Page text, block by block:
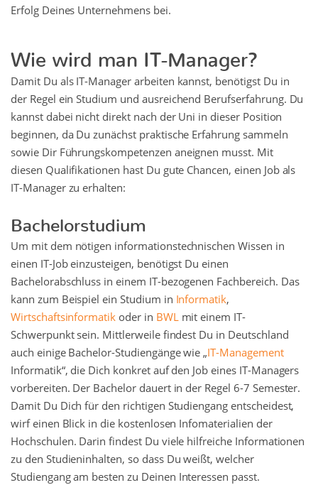
Erfolg Deines Unternehmens bei.
Wie wird man IT-Manager?
Damit Du als IT-Manager arbeiten kannst, benötigst Du in
der Regel ein Studium und ausreichend Berufserfahrung. Du
kannst dabei nicht direkt nach der Uni in dieser Position
beginnen, da Du zunächst praktische Erfahrung sammeln
sowie Dir Führungskompetenzen aneignen musst. Mit
diesen Qualifikationen hast Du gute Chancen, einen Job als
IT-Manager zu erhalten:
Bachelorstudium
Um mit dem nötigen informationstechnischen Wissen in
einen IT-Job einzusteigen, benötigst Du einen
Bachelorabschluss in einem IT-bezogenen Fachbereich. Das
kann zum Beispiel ein Studium in Informatik,
Wirtschaftsinformatik oder in BWLmit einem IT-
Schwerpunkt sein. Mittlerweile findest Du in Deutschland
auch einige Bachelor-Studiengänge wie „IT-Management
Informatik“, die Dich konkret auf den Job eines IT-Managers
vorbereiten. Der Bachelor dauert in der Regel 6-7 Semester.
Damit Du Dich für den richtigen Studiengang entscheidest,
wirf einen Blick in die kostenlosen Infomaterialien der
Hochschulen. Darin findest Du viele hilfreiche Informationen
zu den Studieninhalten, so dass Du weißt, welcher
Studiengang am besten zu Deinen Interessen passt.